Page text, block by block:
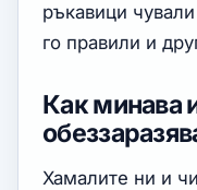
ръкавици
го правили и
Как минава
Хамалите ни и